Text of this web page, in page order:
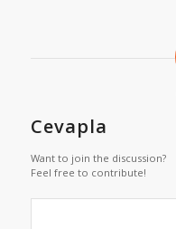
Cevapla
Want to join the discussion?
Feel free to contribute!